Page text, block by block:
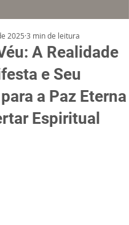
A Realidade
e Seu
a Paz Eterna
Espiritual
2025 3 min de leitura